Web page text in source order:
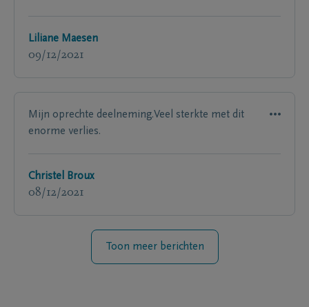
Liliane Maesen
09/12/2021
Mijn oprechte deelneming.Veel sterkte met dit
enorme verlies.
Christel Broux
08/12/2021
Toon meer berichten